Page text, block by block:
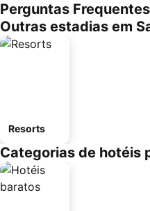
Perguntas
Outras estadias em
Resorts
Categorias de hotéis